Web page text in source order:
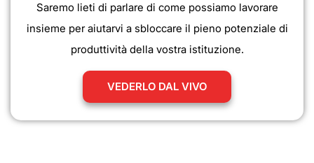
Saremo lieti di parlare di come possiamo lavorare
insieme per aiutarvi a sbloccare il pieno potenziale di
produttività della vostra istituzione.
VEDERLO DAL VIVO